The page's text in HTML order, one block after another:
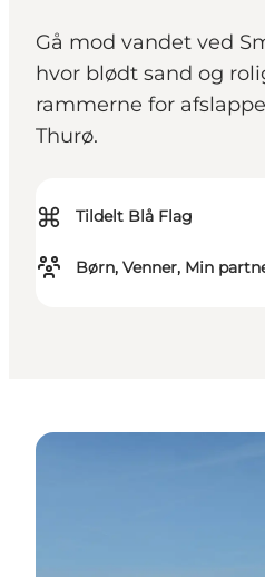
Gå mod vandet ved
hvor blødt sand og
rammerne for
Thurø.
⌘ Tildelt Blå Flag
Børn, Venner, Min